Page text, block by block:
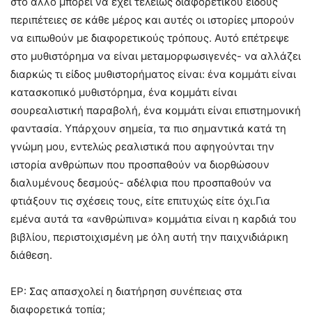
περιπέτειες σε κάθε μέρος και αυτές οι ιστορίες μπορούν
να ειπωθούν με διαφορετικούς τρόπους. Αυτό επέτρεψε
στο μυθιστόρημα να είναι μεταμορφωσιγενές- να αλλάζει
διαρκώς τι είδος μυθιστορήματος είναι: ένα κομμάτι είναι
κατασκοπικό μυθιστόρημα, ένα κομμάτι είναι
σουρεαλιστική παραβολή, ένα κομμάτι είναι επιστημονική
φαντασία. Υπάρχουν σημεία, τα πιο σημαντικά κατά τη
γνώμη μου, εντελώς ρεαλιστικά που αφηγούνται την
ιστορία ανθρώπων που προσπαθούν να διορθώσουν
διαλυμένους δεσμούς- αδέλφια που προσπαθούν να
φτιάξουν τις σχέσεις τους, είτε επιτυχώς είτε όχι.Για
εμένα αυτά τα «ανθρώπινα» κομμάτια είναι η καρδιά του
βιβλίου, περιστοιχισμένη με όλη αυτή την παιχνιδιάρικη
διάθεση.
ΕΡ: Σας απασχολεί η διατήρηση συνέπειας στα
διαφορετικά τοπία;